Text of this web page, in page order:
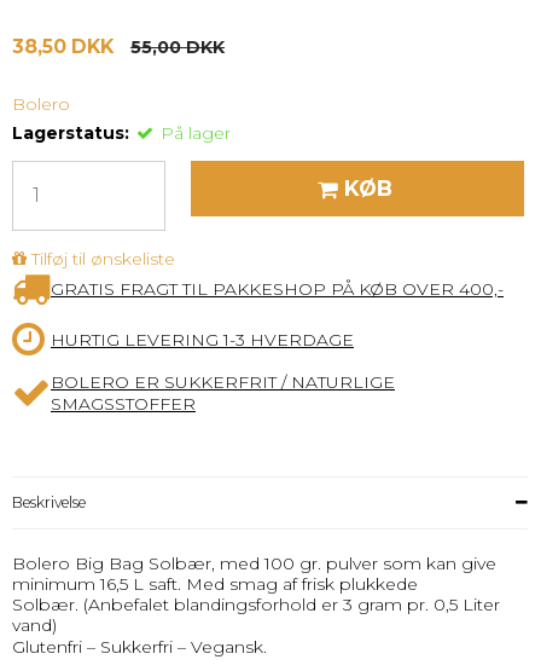
38,50 DKK 55,00 DKK
Bolero
Lagerstatus:
På lager
KØB
Tilføj til ønskeliste
GRATIS FRAGT TIL PAKKESHOP PÅ KØB OVER 400,-
HURTIG LEVERING 1-3 HVERDAGE
BOLERO ER SUKKERFRIT / NATURLIGE
SMAGSSTOFFER
Beskrivelse
Bolero Big Bag Solbær, med 100 gr. pulver som kan give
minimum 16,5 L saft. Med smag af frisk plukkede
Solbær. (Anbefalet blandingsforhold er 3 gram pr. 0,5 Liter
vand)
Glutenfri – Sukkerfri – Vegansk.